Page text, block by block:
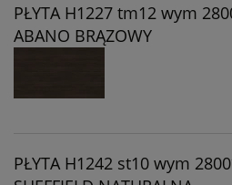
PŁYTA H1227 tm12 wym
ABANO BRĄZOWY
PŁYTA H1242 st10 wym